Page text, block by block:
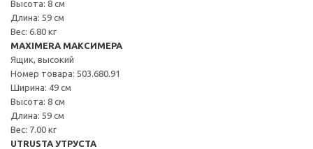
Высота: 8 см
Длина: 59 см
Вес: 6.80 кг
MAXIMERA МАКСИМЕРА
Ящик, высокий
Номер товара: 503.680.91
Ширина: 49 см
Высота: 8 см
Длина: 59 см
Вес: 7.00 кг
UTRUSTA УТРУСТА